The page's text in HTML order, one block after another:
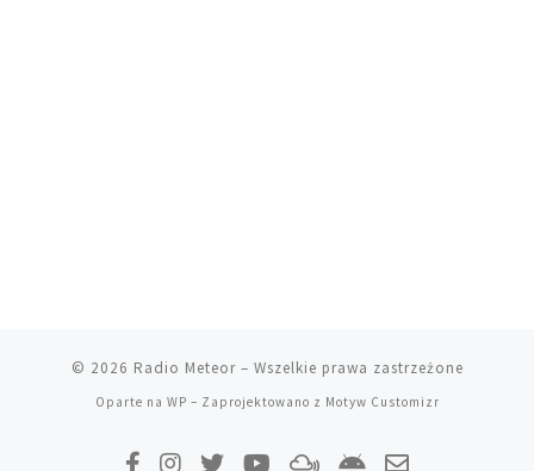
© 2026 Radio Meteor– Wszelkie prawa zastrzeżone
Oparte na WP – Zaprojektowano z Motyw Customizr